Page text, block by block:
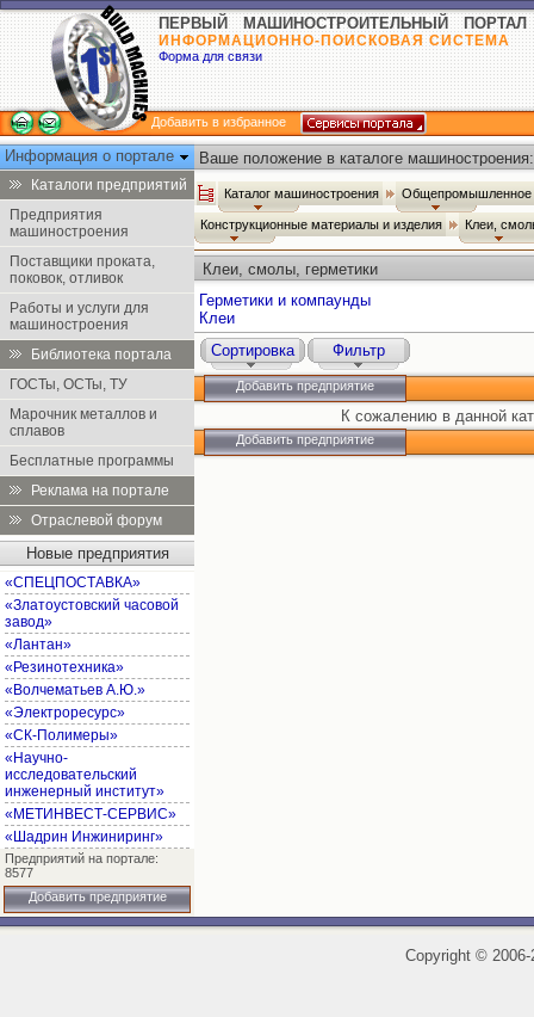
ПЕРВЫЙ МАШИНОСТРОИТЕЛЬНЫЙ ПОРТАЛ
ИНФОРМАЦИОННО-ПОИСКОВАЯ СИСТЕМА
Форма для связи
Добавить в избранное
Информация о портале
Каталоги предприятий
Предприятия
машиностроения
Поставщики проката,
поковок, отливок
Работы и услуги для
машиностроения
Библиотека портала
ГОСТы, ОСТы, ТУ
Марочник металлов и
сплавов
Бесплатные программы
Реклама на портале
Отраслевой форум
Новые предприятия
«СПЕЦПОСТАВКА»
«Златоустовский часовой
завод»
«Лантан»
«Резинотехника»
«Волчематьев А.Ю.»
«Электроресурс»
«СК-Полимеры»
«Научно-
исследовательский
инженерный институт»
«МЕТИНВЕСТ-СЕРВИС»
«Шадрин Инжиниринг»
Предприятий на портале:
8577
Добавить предприятие
Ваше положение в каталоге машиностроения:
Каталог машиностроения Общепромышленное
Конструкционные материалы и изделия Клеи,
Клеи, смолы, герметики
Герметики и компаунды
Клеи
Сортировка
Фильтр
Добавить предприятие
К сожалению в данной
Добавить предприятие
Copyright ©